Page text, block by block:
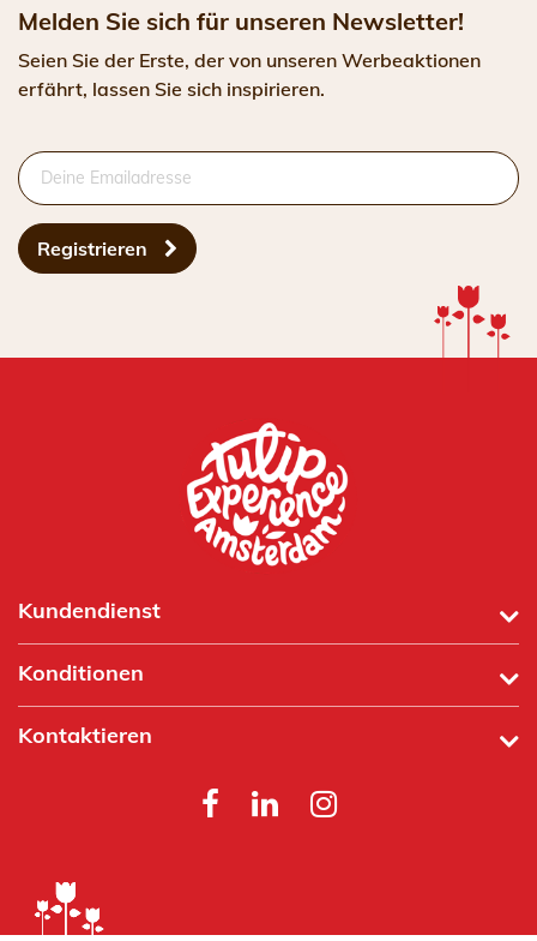
Melden Sie sich für unseren Newsletter!
Seien Sie der Erste, der von unseren Werbeaktionen
erfährt, lassen Sie sich inspirieren.
Registrieren
Kundendienst
Konditionen
Kontaktieren